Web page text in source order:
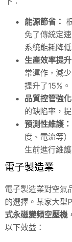
能源節省：
免了傳統定
系統能耗降
生產效率提升
常運作，減
提升了15%。
品質控管強化
的缺陷率，
預測性維護：
度、電流等
生前進行維
電子製造業
電子製造業對空氣
的選擇。某家大型
式永磁變頻空壓機
以下效益：